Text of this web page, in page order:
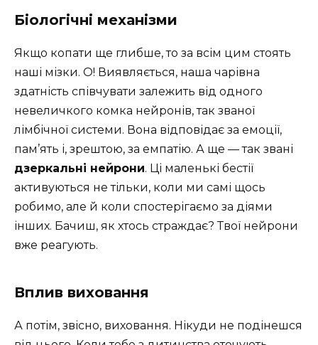
Біологічні механізми
Якщо копати ще глибше, то за всім цим стоять
наші мізки. О! Виявляється, наша чарівна
здатність співчувати залежить від одного
невеличкого комка нейронів, так званої
лімбічної системи. Вона відповідає за емоції,
пам’ять і, зрештою, за емпатію. А ще — так звані
дзеркальні нейрони. Ці маленькі бестії
активуються не тільки, коли ми самі щось
робимо, але й коли спостерігаємо за діями
інших. Бачиш, як хтось страждає? Твої нейрони
вже реагують.
Вплив виховання
А потім, звісно, виховання. Нікуди не подінешся